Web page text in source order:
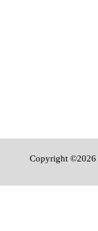
Copyright ©2026